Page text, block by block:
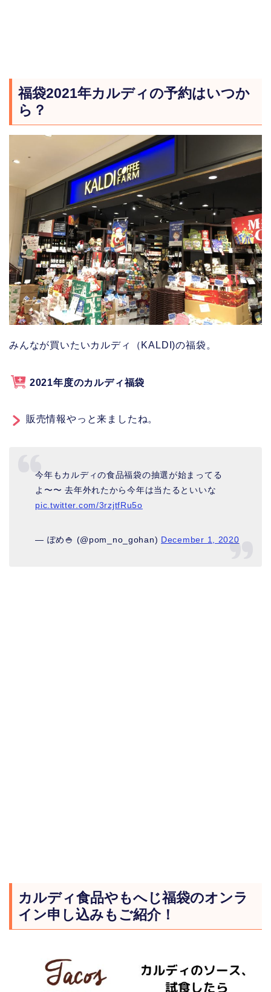
福袋2021年カルディの予約はいつか
ら？
みんなが買いたいカルディ（KALDI)の福袋。
2021年度のカルディ福袋
販売情報やっと来ましたね。
今年もカルディの食品福袋の抽選が始まってる
よ〜〜 去年外れたから今年は当たるといいな
pic.twitter.com/3rzjtfRu5o
— ぽめ🍚 (@pom_no_gohan) December 1, 2020
カルディ食品やもへじ福袋のオンラ
イン申し込みもご紹介！